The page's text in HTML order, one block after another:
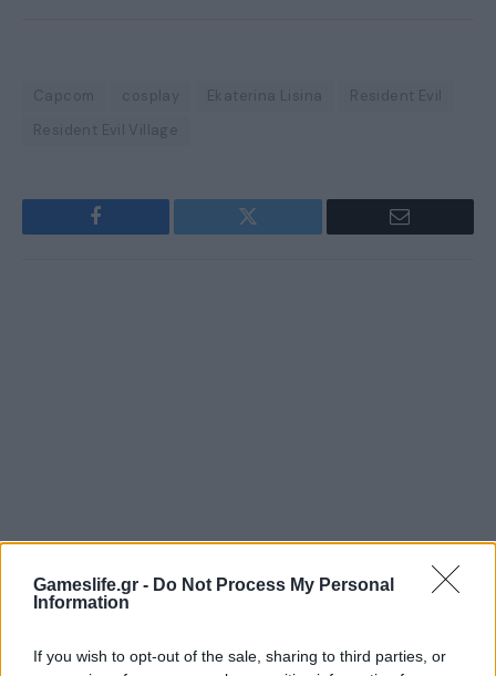
Gameslife.gr - Do Not Process My Personal
Information
If you wish to opt-out of the sale, sharing to third parties, or
Capcom cosplay Ekaterina Lisina
Resident Evil
Resident Evil Village
Facebook Twitter Email